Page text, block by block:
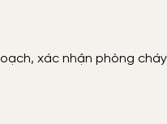
xác nhận phòng